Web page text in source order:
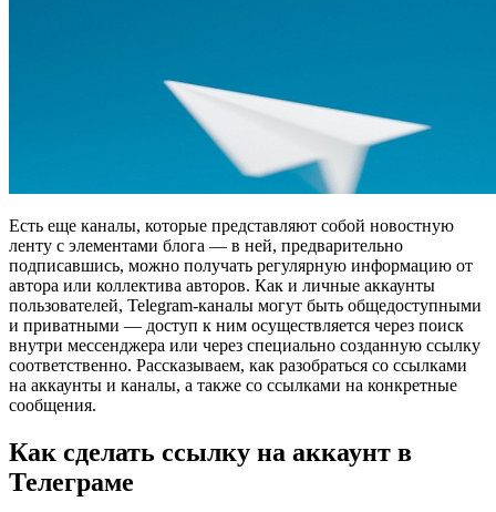
Есть еще каналы, которые представляют собой новостную
ленту с элементами блога — в ней, предварительно
подписавшись, можно получать регулярную информацию от
автора или коллектива авторов. Как и личные аккаунты
пользователей, Telegram-каналы могут быть общедоступными
и приватными — доступ к ним осуществляется через поиск
внутри мессенджера или через специально созданную ссылку
соответственно. Рассказываем, как разобраться со ссылками
на аккаунты и каналы, а также со ссылками на конкретные
сообщения.
Как сделать ссылку на аккаунт в
Телеграме